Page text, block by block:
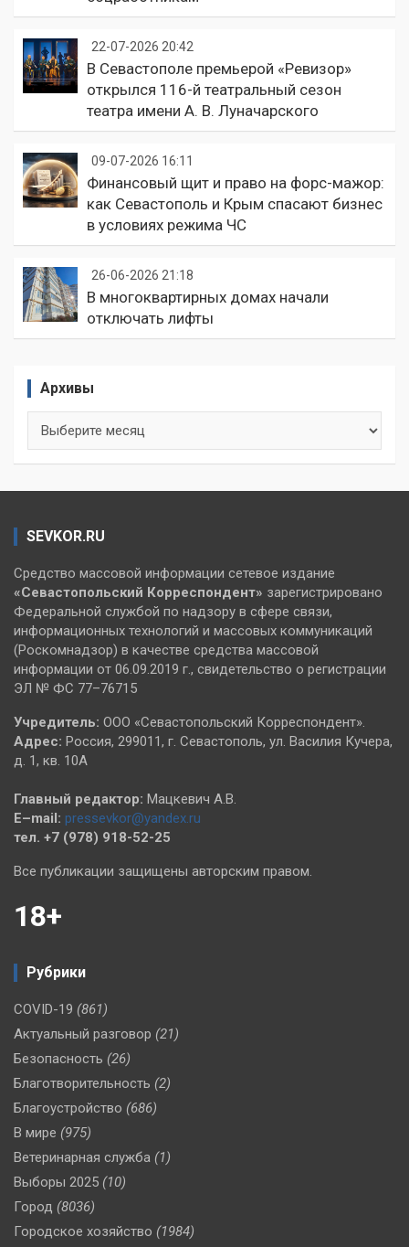
22-07-2026 20:42
В Севастополе премьерой «Ревизор»
открылся 116-й театральный сезон
театра имени А. В. Луначарского
09-07-2026 16:11
Финансовый щит и право на форс-мажор:
как Севастополь и Крым спасают бизнес
в условиях режима ЧС
26-06-2026 21:18
В многоквартирных домах начали
отключать лифты
Архивы
SEVKOR.RU
Средство массовой информации сетевое издание
«Севастопольский Корреспондент» зарегистрировано
Федеральной службой по надзору в сфере связи,
информационных технологий и массовых коммуникаций
(Роскомнадзор) в качестве средства массовой
информации от 06.09.2019 г., свидетельство о регистрации
ЭЛ № ФС 77–76715
Учредитель: ООО «Севастопольский Корреспондент».
Адрес: Россия, 299011, г. Севастополь, ул. Василия Кучера,
д. 1, кв. 10А
Главный редактор: Мацкевич А.В.
E–mail: pressevkor@yandex.ru
тел. +7 (978) 918-52-25
Все публикации защищены авторским правом.
18+
Рубрики
COVID-19 (861)
Актуальный разговор (21)
Безопасность (26)
Благотворительность (2)
Благоустройство (686)
В мире (975)
Ветеринарная служба (1)
Выборы 2025 (10)
Город (8036)
Городское хозяйство (1984)